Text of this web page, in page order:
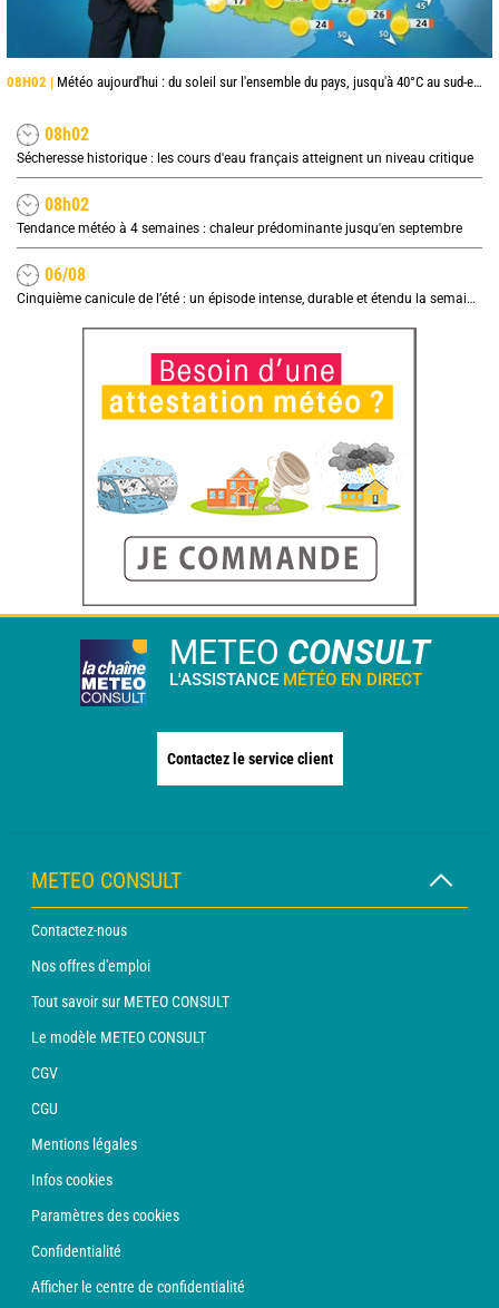
08H02 | Météo aujourd'hui : du soleil sur l'ensemble du pays, jusqu'à 40°C au sud-est
08h02
Sécheresse historique : les cours d'eau français atteignent un niveau critique
08h02
Tendance météo à 4 semaines : chaleur prédominante jusqu'en septembre
06/08
Cinquième canicule de l’été : un épisode intense, durable et étendu la semaine prochaine
METEO CONSULT
L'ASSISTANCE MÉTÉO EN DIRECT
Contactez le service client
METEO CONSULT
Contactez-nous
Nos offres d'emploi
Tout savoir sur METEO CONSULT
Le modèle METEO CONSULT
CGV
CGU
Mentions légales
Infos cookies
Paramètres des cookies
Confidentialité
Afficher le centre de confidentialité